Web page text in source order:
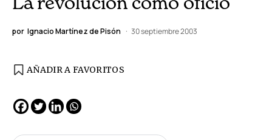
por Ignacio Martínez de Pisón 30 septiembre 2003
AÑADIR A FAVORITOS